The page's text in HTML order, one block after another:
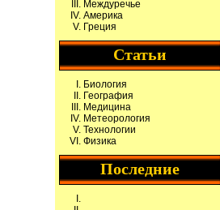
Междуречье
Америка
Греция
Статьи
Биология
География
Медицина
Метеорология
Технологии
Физика
Последние